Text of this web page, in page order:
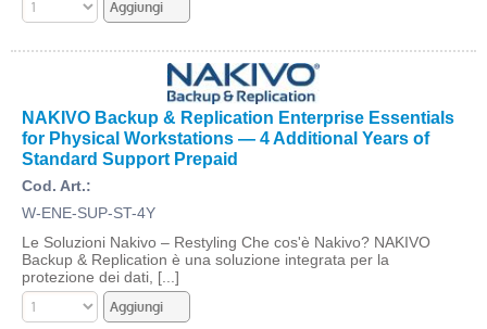
NAKIVO Backup & Replication Enterprise Essentials
for Physical Workstations — 4 Additional Years of
Standard Support Prepaid
Cod. Art.:
W-ENE-SUP-ST-4Y
Le Soluzioni Nakivo – Restyling Che cos'è Nakivo? NAKIVO
Backup & Replication è una soluzione integrata per la
protezione dei dati, [...]